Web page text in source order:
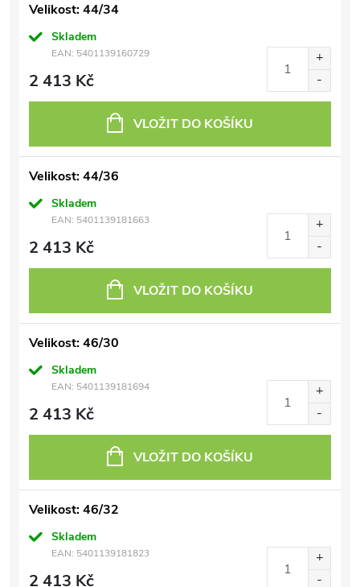
Velikost: 44/34
Skladem
EAN: 5401139160729
2 413 Kč
VLOŽIT DO KOŠÍKU
Velikost: 44/36
Skladem
EAN: 5401139181663
2 413 Kč
VLOŽIT DO KOŠÍKU
Velikost: 46/30
Skladem
EAN: 5401139181694
2 413 Kč
VLOŽIT DO KOŠÍKU
Velikost: 46/32
Skladem
EAN: 5401139181823
2 413 Kč